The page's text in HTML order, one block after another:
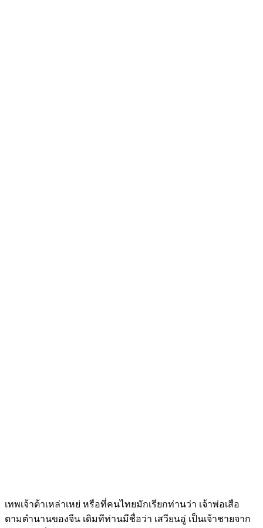
เทพเจ้าต้าเหล่าเหย่ หรือที่คนไทยมักเรียกท่านว่า เจ้าพ่อเสือ
ตามตำนานของจีน เดิมทีท่านมีชื่อว่า เสวียนอู่ เป็นเจ้าชายจาก